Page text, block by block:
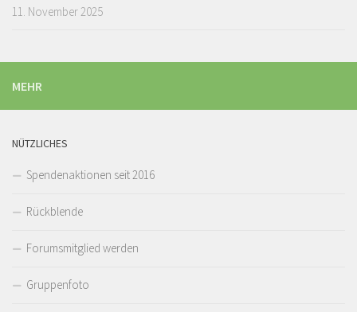
11. November 2025
MEHR
NÜTZLICHES
Spendenaktionen seit 2016
Rückblende
Forumsmitglied werden
Gruppenfoto